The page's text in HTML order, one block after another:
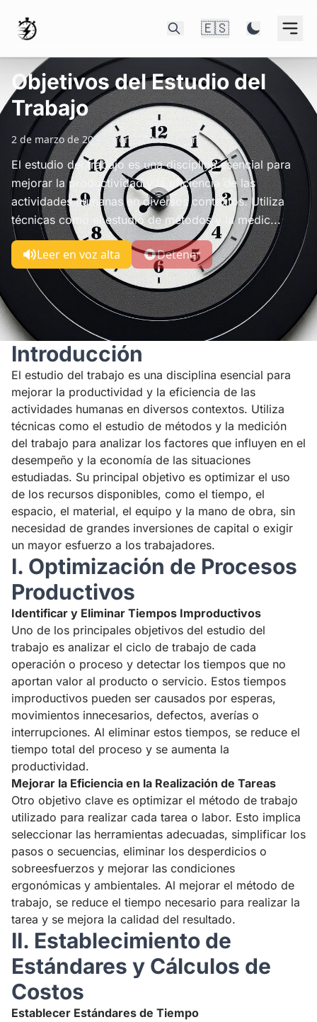
🇪🇸
Objetivos del Estudio del
Trabajo
2 de marzo de 2023 • Cronometras Team
El estudio del trabajo es una disciplina esencial para
mejorar la productividad y la eficiencia de las
actividades humanas en diversos contextos. Utiliza
técnicas como el estudio de métodos y la medic...
Leer en voz alta Detener
Introducción
El estudio del trabajo es una disciplina esencial para
mejorar la productividad y la eficiencia de las
actividades humanas en diversos contextos. Utiliza
técnicas como el estudio de métodos y la medición
del trabajo para analizar los factores que influyen en el
desempeño y la economía de las situaciones
estudiadas. Su principal objetivo es optimizar el uso
de los recursos disponibles, como el tiempo, el
espacio, el material, el equipo y la mano de obra, sin
necesidad de grandes inversiones de capital o exigir
un mayor esfuerzo a los trabajadores.
I. Optimización de Procesos
Productivos
Identificar y Eliminar Tiempos Improductivos
Uno de los principales objetivos del estudio del
trabajo es analizar el ciclo de trabajo de cada
operación o proceso y detectar los tiempos que no
aportan valor al producto o servicio. Estos tiempos
improductivos pueden ser causados por esperas,
movimientos innecesarios, defectos, averías o
interrupciones. Al eliminar estos tiempos, se reduce el
tiempo total del proceso y se aumenta la
productividad.
Mejorar la Eficiencia en la Realización de Tareas
Otro objetivo clave es optimizar el método de trabajo
utilizado para realizar cada tarea o labor. Esto implica
seleccionar las herramientas adecuadas, simplificar los
pasos o secuencias, eliminar los desperdicios o
sobreesfuerzos y mejorar las condiciones
ergonómicas y ambientales. Al mejorar el método de
trabajo, se reduce el tiempo necesario para realizar la
tarea y se mejora la calidad del resultado.
II. Establecimiento de
Estándares y Cálculos de
Costos
Establecer Estándares de Tiempo